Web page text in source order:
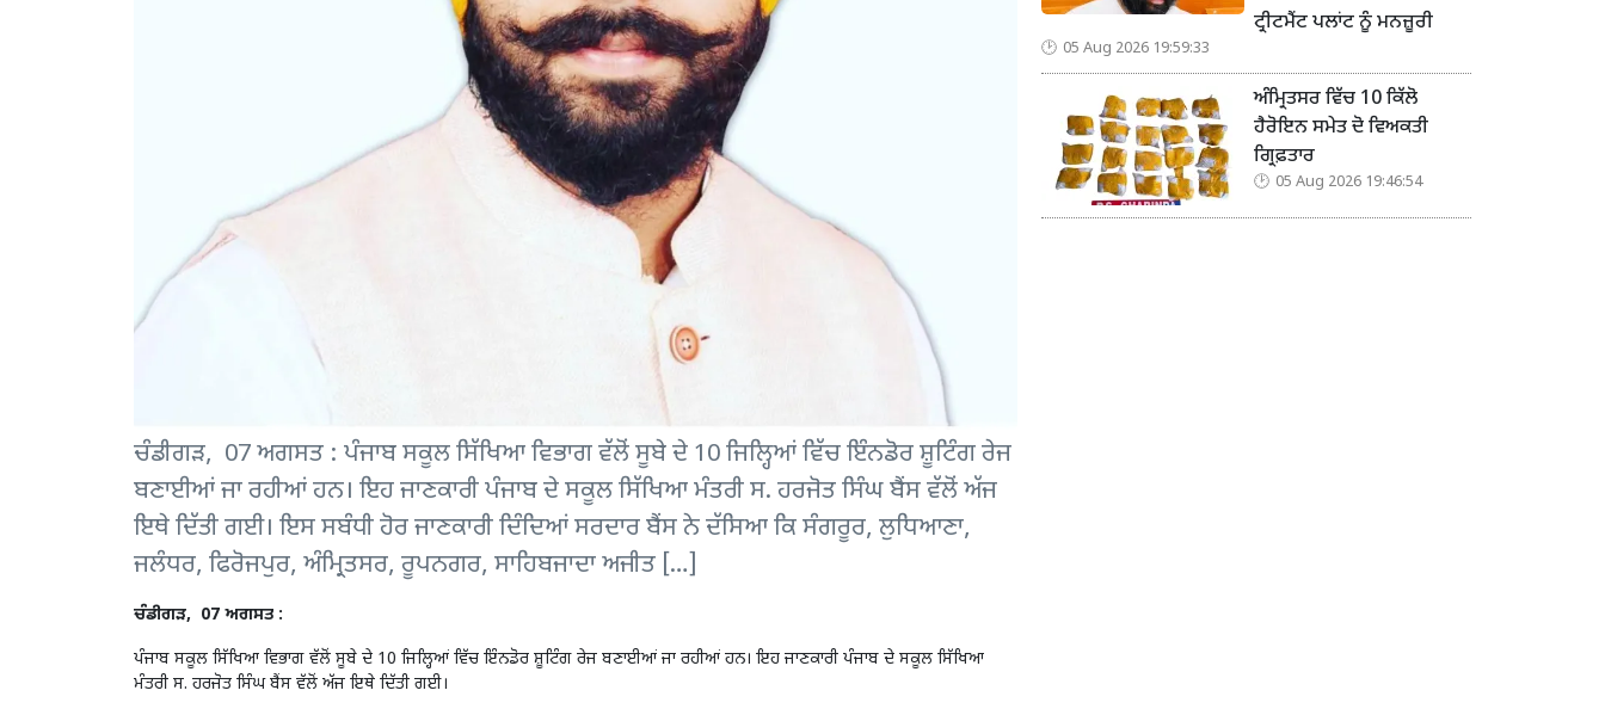
ਚੰਡੀਗੜ, 07 ਅਗਸਤ : ਪੰਜਾਬ ਸਕੂਲ ਸਿੱਖਿਆ ਵਿਭਾਗ ਵੱਲੋਂ ਸੂਬੇ ਦੇ 10 ਜਿਲ੍ਹਿਆਂ ਵਿੱਚ ਇੰਨਡੋਰ ਸ਼ੂਟਿੰਗ ਰੇਜ
ਬਣਾਈਆਂ ਜਾ ਰਹੀਆਂ ਹਨ। ਇਹ ਜਾਣਕਾਰੀ ਪੰਜਾਬ ਦੇ ਸਕੂਲ ਸਿੱਖਿਆ ਮੰਤਰੀ ਸ. ਹਰਜੋਤ ਸਿੰਘ ਬੈਂਸ ਵੱਲੋਂ ਅੱਜ
ਇਥੇ ਦਿੱਤੀ ਗਈ। ਇਸ ਸਬੰਧੀ ਹੋਰ ਜਾਣਕਾਰੀ ਦਿੰਦਿਆਂ ਸਰਦਾਰ ਬੈਂਸ ਨੇ ਦੱਸਿਆ ਕਿ ਸੰਗਰੂਰ, ਲੁਧਿਆਣਾ,
ਜਲੰਧਰ, ਫਿਰੋਜਪੁਰ, ਅੰਮ੍ਰਿਤਸਰ, ਰੂਪਨਗਰ, ਸਾਹਿਬਜਾਦਾ ਅਜੀਤ […]
ਚੰਡੀਗੜ, 07 ਅਗਸਤ :
ਪੰਜਾਬ ਸਕੂਲ ਸਿੱਖਿਆ ਵਿਭਾਗ ਵੱਲੋਂ ਸੂਬੇ ਦੇ 10 ਜਿਲ੍ਹਿਆਂ ਵਿੱਚ ਇੰਨਡੋਰ ਸ਼ੂਟਿੰਗ ਰੇਜ ਬਣਾਈਆਂ ਜਾ ਰਹੀਆਂ ਹਨ। ਇਹ ਜਾਣਕਾਰੀ ਪੰਜਾਬ ਦੇ ਸਕੂਲ ਸਿੱਖਿਆ
ਮੰਤਰੀ ਸ. ਹਰਜੋਤ ਸਿੰਘ ਬੈਂਸ ਵੱਲੋਂ ਅੱਜ ਇਥੇ ਦਿੱਤੀ ਗਈ।
ਟ੍ਰੀਟਮੈਂਟ ਪਲਾਂਟ ਨੂੰ ਮਨਜ਼ੂਰੀ
05 Aug 2026 19:59:33
ਅੰਮ੍ਰਿਤਸਰ ਵਿੱਚ 10 ਕਿੱਲੋ
ਹੈਰੋਇਨ ਸਮੇਤ ਦੋ ਵਿਅਕਤੀ
ਗ੍ਰਿਫ਼ਤਾਰ
05 Aug 2026 19:46:54